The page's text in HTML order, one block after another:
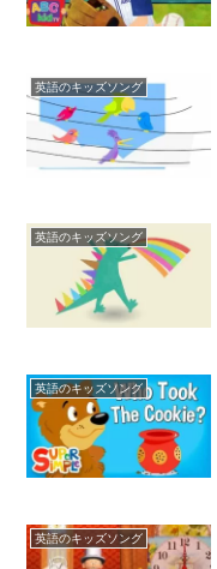
英語のキッズソング
英語のキッズソング
英語のキッズソング
英語のキッズソング